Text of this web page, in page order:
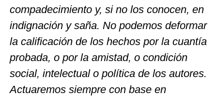
compadecimiento y, si no los conocen, en
indignación y saña. No podemos deformar
la calificación de los hechos por la cuantía
probada, o por la amistad, o condición
social, intelectual o política de los autores.
Actuaremos siempre con base en